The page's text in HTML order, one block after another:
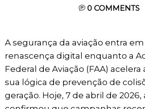
0COMMENTS
A segurança da aviação entra
renascença digital enquanto a
Federal de Aviação (FAA) acelera
sua lógica de prevenção de
geração. Hoje, 7 de abril de 2026,